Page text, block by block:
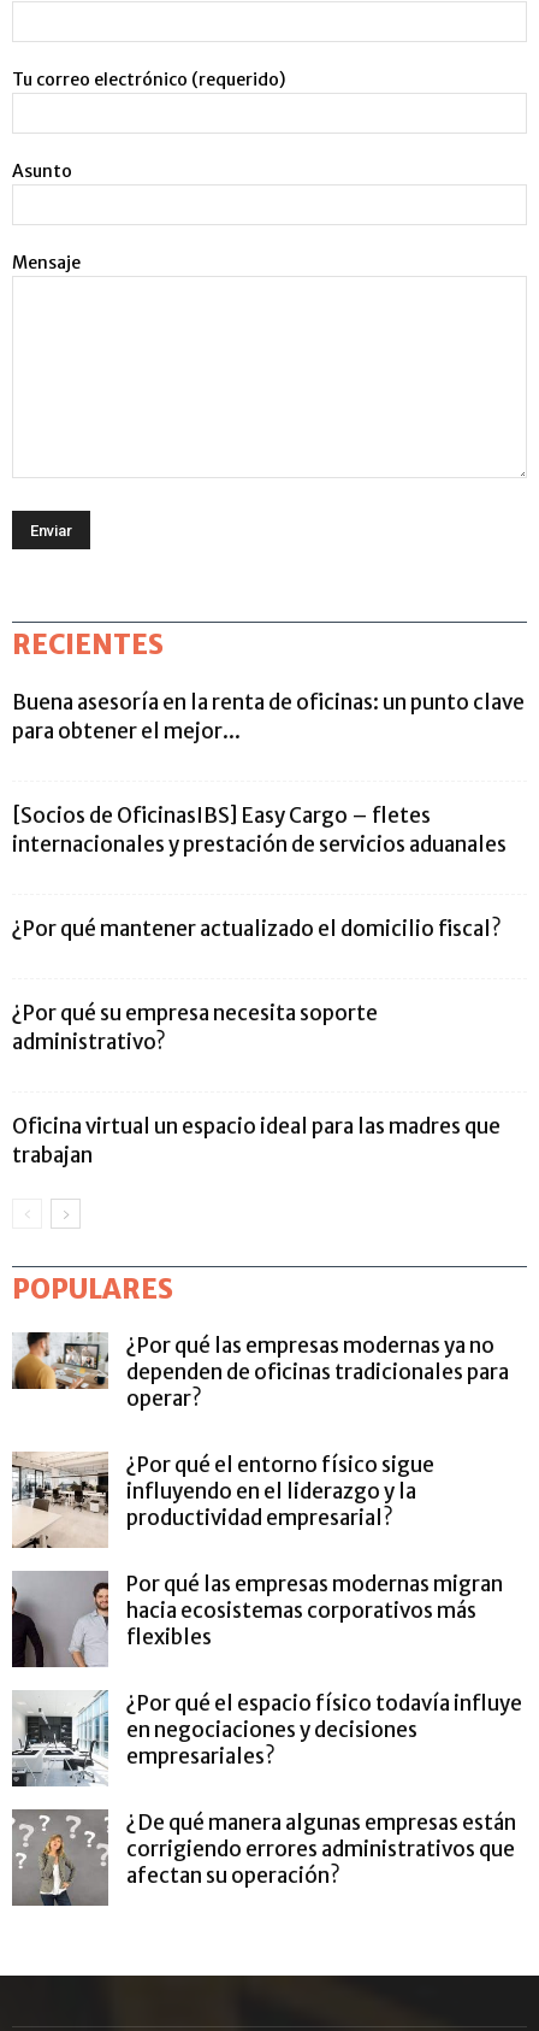
Tu correo electrónico (requerido)
Asunto
Mensaje
RECIENTES
Buena asesoría en la renta de oficinas: un punto clave
para obtener el mejor...
[Socios de OficinasIBS] Easy Cargo – fletes
internacionales y prestación de servicios aduanales
¿Por qué mantener actualizado el domicilio fiscal?
¿Por qué su empresa necesita soporte
administrativo?
Oficina virtual un espacio ideal para las madres que
trabajan
POPULARES
¿Por qué las empresas modernas ya no
dependen de oficinas tradicionales para
operar?
¿Por qué el entorno físico sigue
influyendo en el liderazgo y la
productividad empresarial?
Por qué las empresas modernas migran
hacia ecosistemas corporativos más
flexibles
¿Por qué el espacio físico todavía influye
en negociaciones y decisiones
empresariales?
¿De qué manera algunas empresas están
corrigiendo errores administrativos que
afectan su operación?